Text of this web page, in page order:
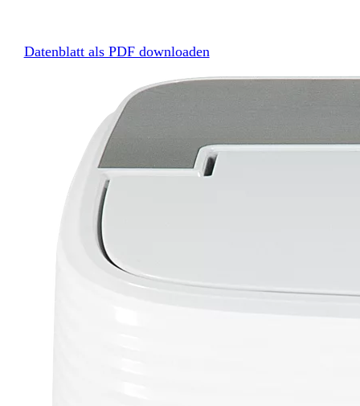
Datenblatt als PDF downloaden